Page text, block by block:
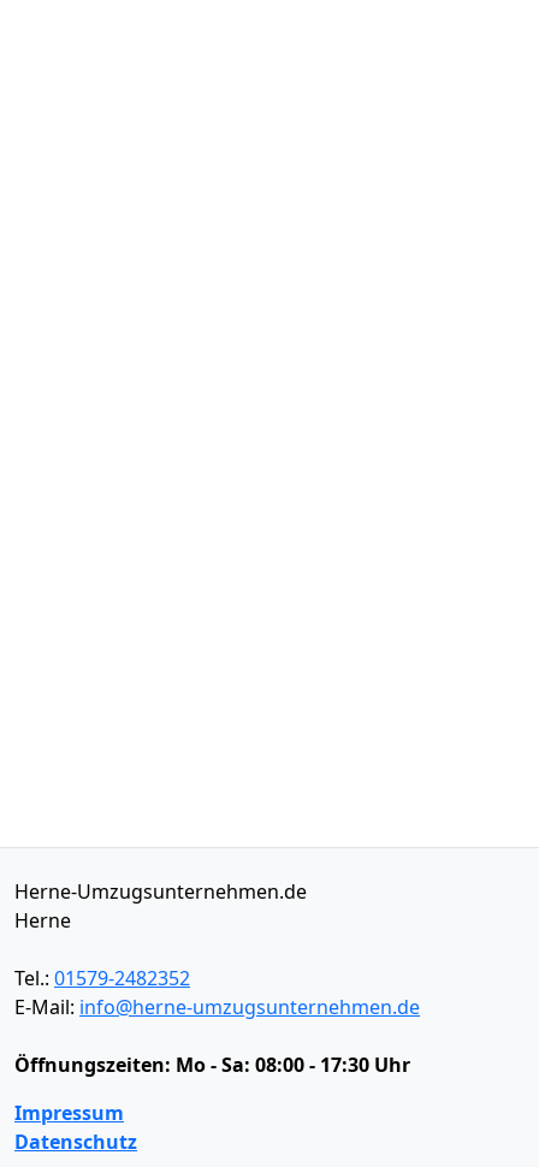
Herne-Umzugsunternehmen.de
Herne
Tel.: 01579-2482352
E-Mail: info@herne-umzugsunternehmen.de
Öffnungszeiten: Mo - Sa: 08:00 - 17:30 Uhr
Impressum
Datenschutz